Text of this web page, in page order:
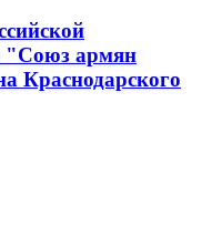
"Союз армян
Краснодарского